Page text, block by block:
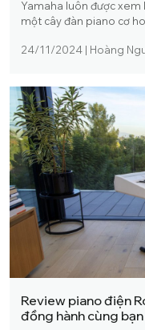
Yamaha luôn được xem
một cây đàn piano cơ
24/11/2024 | Hoàng
Review piano điện
đồng hành cùng bạn